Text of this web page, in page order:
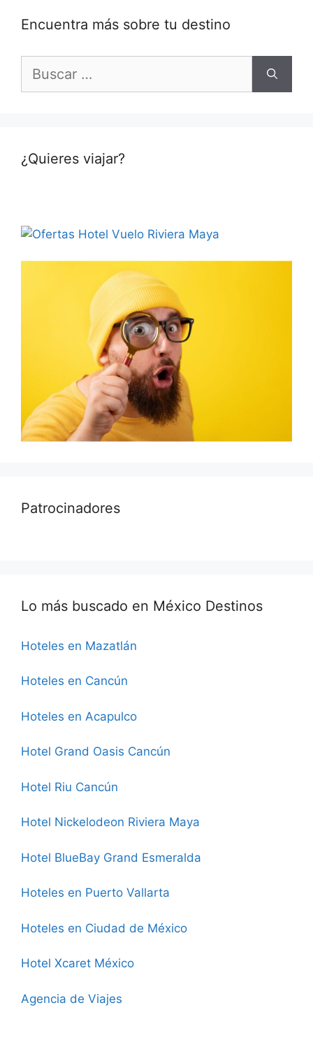
Encuentra más sobre tu destino
¿Quieres viajar?
Patrocinadores
Lo más buscado en México Destinos
Hoteles en Mazatlán
Hoteles en Cancún
Hoteles en Acapulco
Hotel Grand Oasis Cancún
Hotel Riu Cancún
Hotel Nickelodeon Riviera Maya
Hotel BlueBay Grand Esmeralda
Hoteles en Puerto Vallarta
Hoteles en Ciudad de México
Hotel Xcaret México
Agencia de Viajes